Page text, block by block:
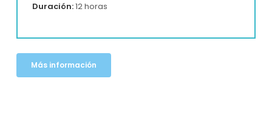
Duración:12 horas
Más información